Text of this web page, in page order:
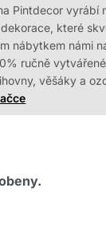
Pintdecor vyrábí
které
nábytkem námi
ručně
věšáky a